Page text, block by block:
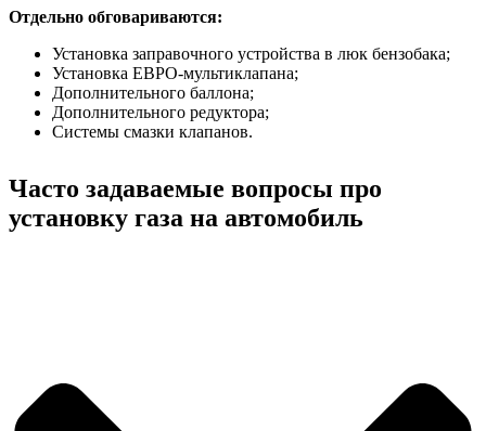
Отдельно обговариваются:
Установка заправочного устройства в люк бензобака;
Установка ЕВРО-мультиклапана;
Дополнительного баллона;
Дополнительного редуктора;
Системы смазки клапанов.
Часто задаваемые вопросы про
установку газа на автомобиль